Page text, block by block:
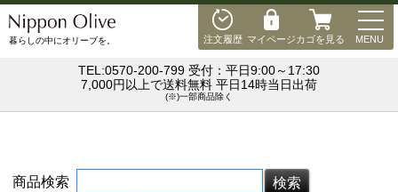
注文履歴 マイページカゴを見る MENU
暮らしの中にオリーブを。
TEL:0570-200-799 受付：平日9:00～17:30
7,000円以上で送料無料 平日14時当日出荷
(※)一部商品除く
商品検索